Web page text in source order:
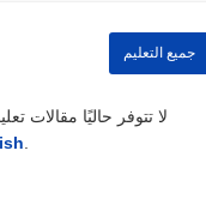
جميع التعليم
لا تتوفر حاليًا مقالات